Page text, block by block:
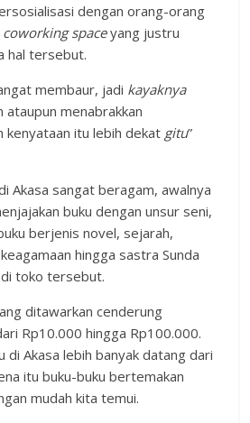
dengan orang-orang
coworking spaceyang justru
hal tersebut.
membaur, jadi kayaknya
ataupun menabrakkan
kenyataan itu lebih dekat gitu”
Akasa sangat beragam, awalnya
buku dengan unsur seni,
berjenis novel, sejarah,
hingga sastra Sunda
toko tersebut.
ditawarkan cenderung
Rp10.000 hingga Rp100.000.
di Akasa lebih banyak datang dari
itu buku-buku bertemakan
mudah kita temui.